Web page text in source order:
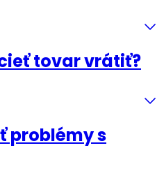
tovar vrátiť?
problémy s